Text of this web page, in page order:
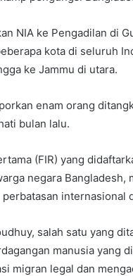
NIA ke Pengadilan di
kota di seluruh
ke Jammu di utara.
enam orang
bulan lalu.
(FIR) yang
negara
internasional
salah satu yang
manusia yang
migran legal dan